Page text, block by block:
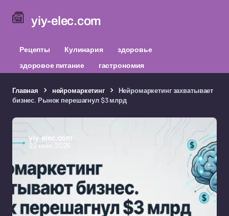
yiy-elec.com
Рецепты Кулинария
здоровье
здоровое питание
гастрономия
Главная нейромаркетинг
Нейромаркетинг захватывает
бизнес. Рынок перешагнул $3 млрд
yiy-elec.com
22 июн 2026